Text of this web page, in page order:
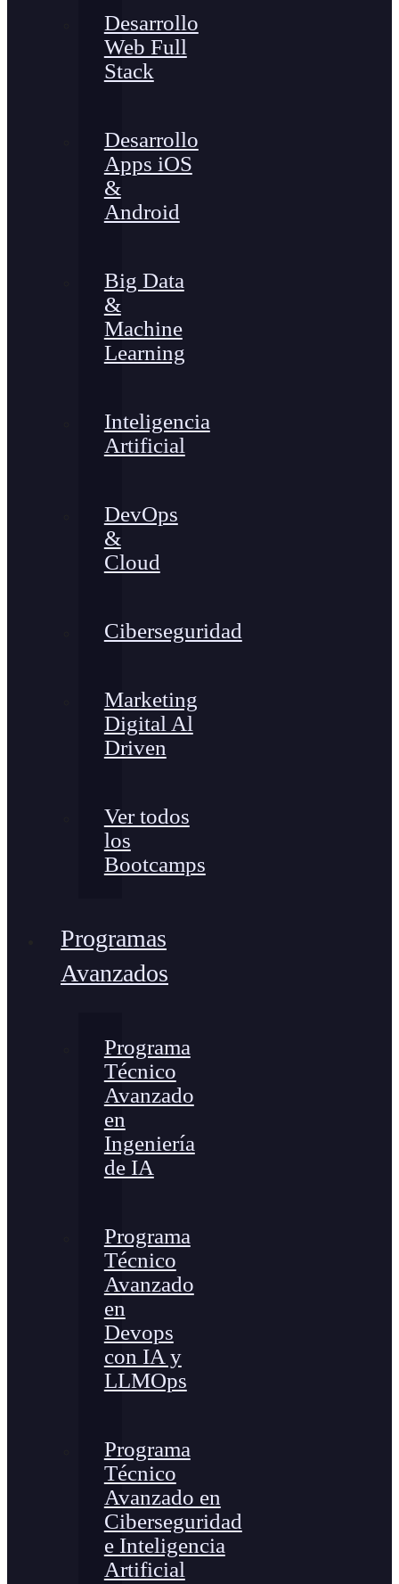
Desarrollo
Web Full
Stack
Desarrollo
Apps iOS
&
Android
Big Data
&
Machine
Learning
Inteligencia
Artificial
DevOps
&
Cloud
Ciberseguridad
Marketing
Digital Al
Driven
Ver todos
los
Bootcamps
Programas
Avanzados
Programa
Técnico
Avanzado
en
Ingeniería
de IA
Programa
Técnico
Avanzado
en
Devops
con IA y
LLMOps
Programa
Técnico
Avanzado en
Ciberseguridad
e Inteligencia
Artificial